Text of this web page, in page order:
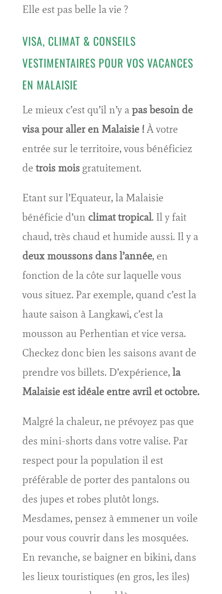
Elle est pas belle la vie ?
VISA, CLIMAT & CONSEILS
VESTIMENTAIRES POUR VOS VACANCES
EN MALAISIE
Le mieux c’est qu’il n’y apas besoin de
visa pour aller en Malaisie !À votre
entrée sur le territoire, vous bénéficiez
de trois moisgratuitement.
Etant sur l’Equateur, la Malaisie
bénéficie d’un climat tropical. Il y fait
chaud, très chaud et humide aussi. Il y a
deux moussons dans l’année, en
fonction de la côte sur laquelle vous
vous situez. Par exemple, quand c’est la
haute saison à Langkawi, c’est la
mousson au Perhentian et vice versa.
Checkez donc bien les saisons avant de
prendre vos billets. D’expérience,la
Malaisie est idéale entre avril et octobre.
Malgré la chaleur, ne prévoyez pas que
des mini-shorts dans votre valise. Par
respect pour la population il est
préférable de porter des pantalons ou
des jupes et robes plutôt longs.
Mesdames, pensez à emmener un voile
pour vous couvrir dans les mosquées.
En revanche, se baigner en bikini, dans
les lieux touristiques (en gros, les îles)